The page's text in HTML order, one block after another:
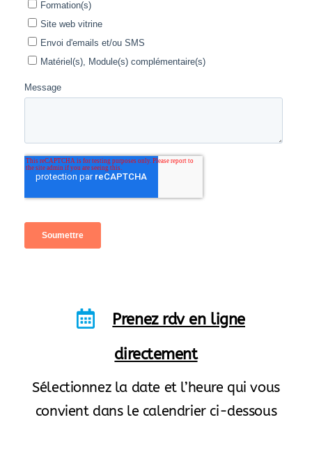
Prenez rdv en ligne
directement
Sélectionnez la date et l’heure qui vous
convient dans le calendrier ci-dessous